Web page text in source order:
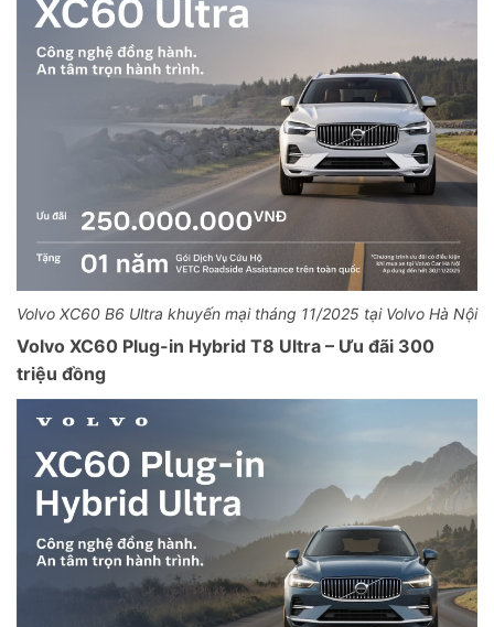
Volvo XC60 B6 Ultra khuyến mại tháng 11/2025 tại Volvo Hà Nội
Volvo XC60 Plug-in Hybrid T8 Ultra – Ưu đãi 300
triệu đồng